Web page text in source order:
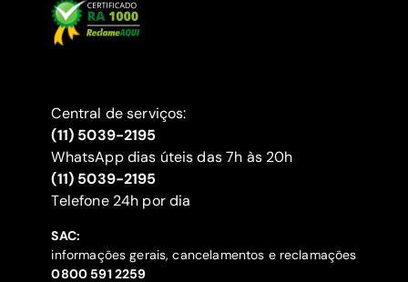
Central de serviços:
(11) 5039-2195
WhatsApp dias úteis das 7h às 20h
(11) 5039-2195
‍Telefone 24h por dia
SAC:
informações gerais, cancelamentos e reclamações
‍0800 591 2259